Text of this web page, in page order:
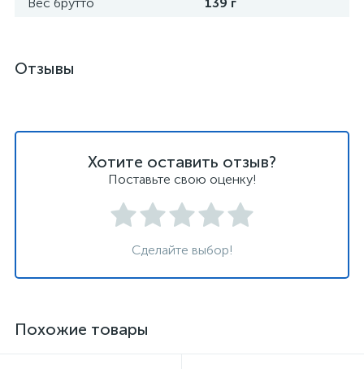
Отзывы
Хотите оставить отзыв?
Поставьте свою оценку!
Сделайте выбор!
Похожие товары